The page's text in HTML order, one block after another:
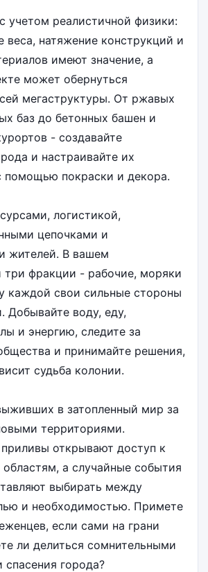
учетом реалистичной физики:
веса, натяжение конструкций и
имеют значение, а
может обернуться
мегаструктуры. От ржавых
баз до бетонных башен и
- создавайте
и настраивайте их
помощью покраски и декора.
логистикой,
цепочками и
жителей. В вашем
три фракции - рабочие, моряки
каждой свои сильные стороны
Добывайте воду, еду,
и энергию, следите за
и принимайте решения,
судьба колонии.
в затопленный мир за
территориями.
открывают доступ к
а случайные события
выбирать между
и необходимостью. Примете
если сами на грани
ли делиться сомнительными
спасения города?